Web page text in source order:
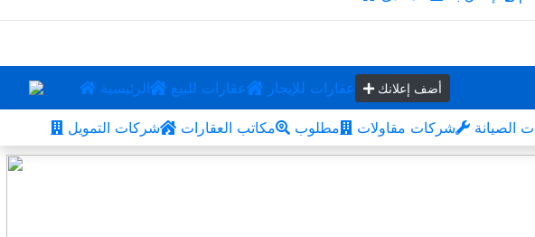
الرئيسية عقارات للبيع عقارات للإيجار أضف إعلانك
شركات التمويل مكاتب العقارات مطلوب شركات مقاولات الصيانة